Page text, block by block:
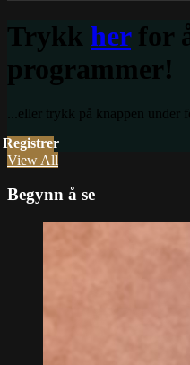
Trykk herfor
programmer!
...eller trykk på knappen under
Register
View All
Begynn å se